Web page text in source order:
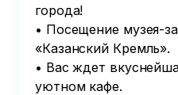
города!
• Посещение музея-
«Казанский Кремль».
• Вас ждет
уютном кафе.